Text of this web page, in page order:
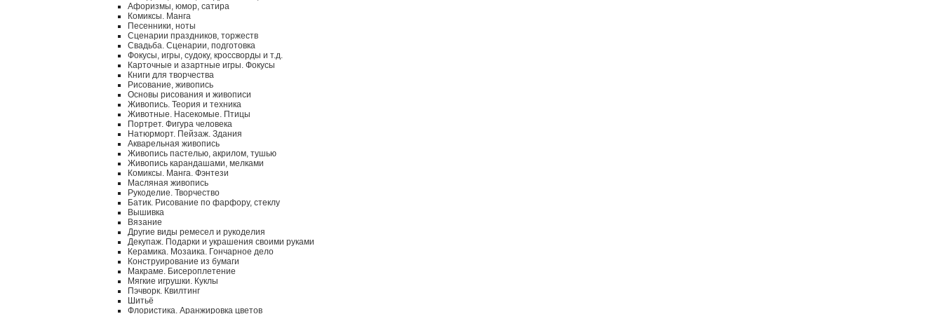
Афоризмы, юмор, сатира
Комиксы. Манга
Песенники, ноты
Сценарии праздников, торжеств
Свадьба. Сценарии, подготовка
Фокусы, игры, судоку, кроссворды и т.д.
Карточные и азартные игры. Фокусы
Книги для творчества
Рисование, живопись
Основы рисования и живописи
Живопись. Теория и техника
Животные. Насекомые. Птицы
Портрет. Фигура человека
Натюрморт. Пейзаж. Здания
Акварельная живопись
Живопись пастелью, акрилом, тушью
Живопись карандашами, мелками
Комиксы. Манга. Фэнтези
Масляная живопись
Рукоделие. Творчество
Батик. Рисование по фарфору, стеклу
Вышивка
Вязание
Другие виды ремесел и рукоделия
Декупаж. Подарки и украшения своими руками
Керамика. Мозаика. Гончарное дело
Конструирование из бумаги
Макраме. Бисероплетение
Мягкие игрушки. Куклы
Пэчворк. Квилтинг
Шитьё
Флористика. Аранжировка цветов